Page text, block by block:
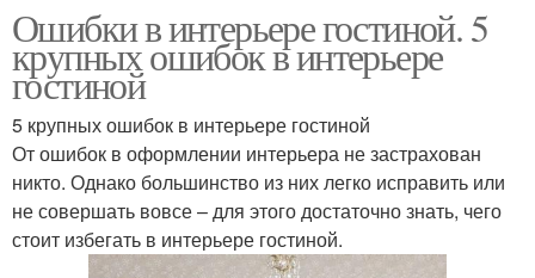
Ошибки в интерьере гостиной. 5
крупных ошибок в интерьере
гостиной
5 крупных ошибок в интерьере гостиной
От ошибок в оформлении интерьера не застрахован
никто. Однако большинство из них легко исправить или
не совершать вовсе – для этого достаточно знать, чего
стоит избегать в интерьере гостиной.